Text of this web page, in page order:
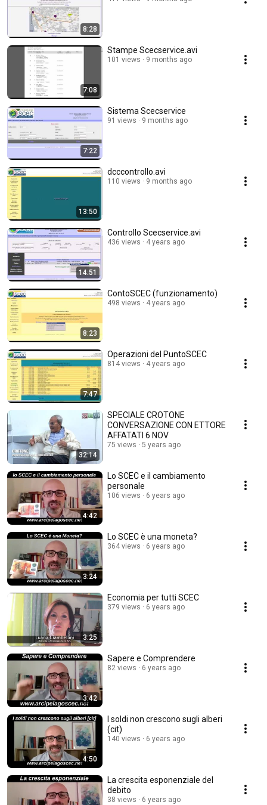
8:28
7:08
Stampe Scecservice.avi
101 views 9 months ago
7:22
Sistema Scecservice
91 views 9 months ago
13:50
dcccontrollo.avi
110 views 9 months ago
14:51
Controllo Scecservice.avi
436 views 4 years ago
8:23
ContoSCEC (funzionamento)
498 views 4 years ago
7:47
Operazioni del PuntoSCEC
814 views 4 years ago
32:14
SPECIALE CROTONE
CONVERSAZIONE CON ETTORE
AFFATATI 6 NOV
75 views 5 years ago
4:42
Lo SCEC e il cambiamento
personale
106 views 6 years ago
3:24
Lo SCEC è una moneta?
364 views 6 years ago
3:25
Economia per tutti SCEC
379 views 6 years ago
3:42
Sapere e Comprendere
82 views 6 years ago
4:50
I soldi non crescono sugli alberi
(cit)
140 views 6 years ago
La crescita esponenziale del
debito
38 views 6 years ago